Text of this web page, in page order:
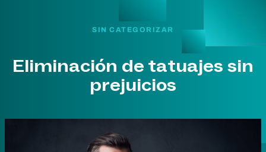
SIN CATEGORIZAR
Eliminación de tatuajes sin
prejuicios